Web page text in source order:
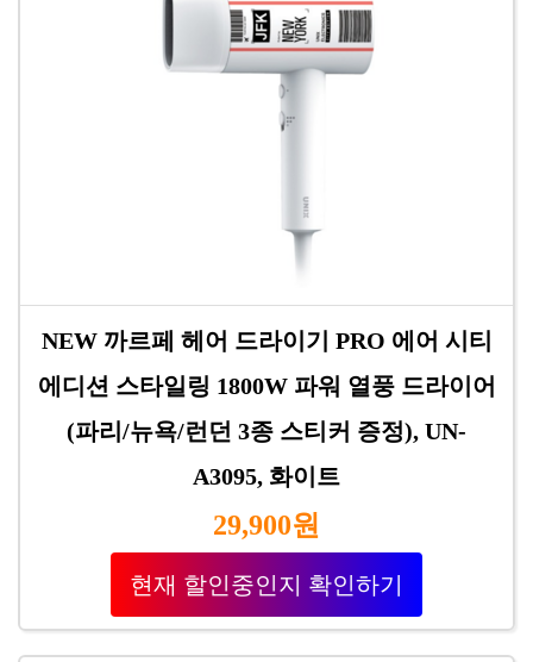
NEW 까르페 헤어 드라이기 PRO 에어 시티
에디션 스타일링 1800W 파워 열풍 드라이어
(파리/뉴욕/런던 3종 스티커 증정), UN-
A3095, 화이트
29,900원
현재 할인중인지 확인하기